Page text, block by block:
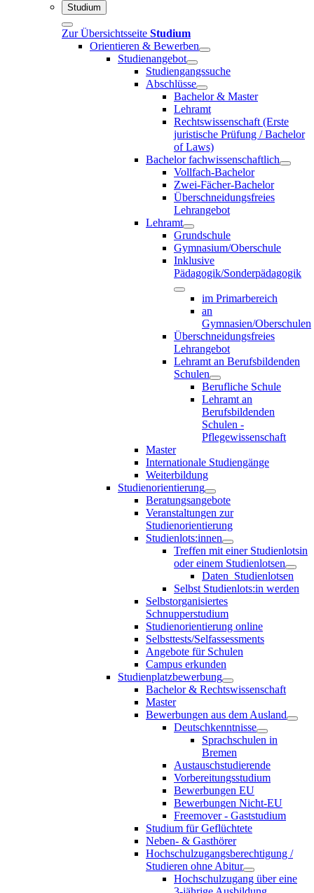
Studium
Zur Übersichtsseite Studium
Orientieren & Bewerben
Studienangebot
Studiengangssuche
Abschlüsse
Bachelor & Master
Lehramt
Rechtswissenschaft (Erste
juristische Prüfung / Bachelor
of Laws)
Bachelor fachwissenschaftlich
Vollfach-Bachelor
Zwei-Fächer-Bachelor
Überschneidungsfreies
Lehrangebot
Lehramt
Grundschule
Gymnasium/Oberschule
Inklusive
Pädagogik/Sonderpädagogik
im Primarbereich
an
Gymnasien/Oberschulen
Überschneidungsfreies
Lehrangebot
Lehramt an Berufsbildenden
Schulen
Berufliche Schule
Lehramt an
Berufsbildenden
Schulen -
Pflegewissenschaft
Master
Internationale Studiengänge
Weiterbildung
Studienorientierung
Beratungsangebote
Veranstaltungen zur
Studienorientierung
Studienlots:innen
Treffen mit einer Studienlotsin
oder einem Studienlotsen
Daten_Studienlotsen
Selbst Studienlots:in werden
Selbstorganisiertes
Schnupperstudium
Studienorientierung online
Selbsttests/Selfassessments
Angebote für Schulen
Campus erkunden
Studienplatzbewerbung
Bachelor & Rechtswissenschaft
Master
Bewerbungen aus dem Ausland
Deutschkenntnisse
Sprachschulen in
Bremen
Austauschstudierende
Vorbereitungsstudium
Bewerbungen EU
Bewerbungen Nicht-EU
Freemover - Gaststudium
Studium für Geflüchtete
Neben- & Gasthörer
Hochschulzugangsberechtigung /
Studieren ohne Abitur
Hochschulzugang über eine